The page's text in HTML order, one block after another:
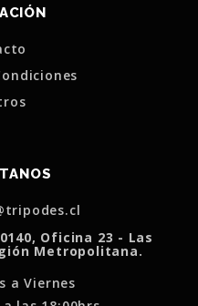
Oficina 23 - Las
Metropolitana.
a Viernes